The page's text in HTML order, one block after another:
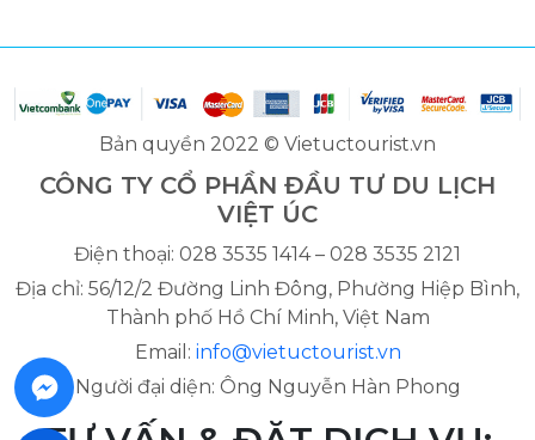
Bản quyền 2022 © Vietuctourist.vn
CÔNG TY CỔ PHẦN ĐẦU TƯ DU LỊCH
VIỆT ÚC
Điện thoại: 028 3535 1414 – 028 3535 2121
Địa chỉ: 56/12/2 Đường Linh Đông, Phường Hiệp Bình,
Thành phố Hồ Chí Minh, Việt Nam
Email: info@vietuctourist.vn
Người đại diện: Ông Nguyễn Hàn Phong